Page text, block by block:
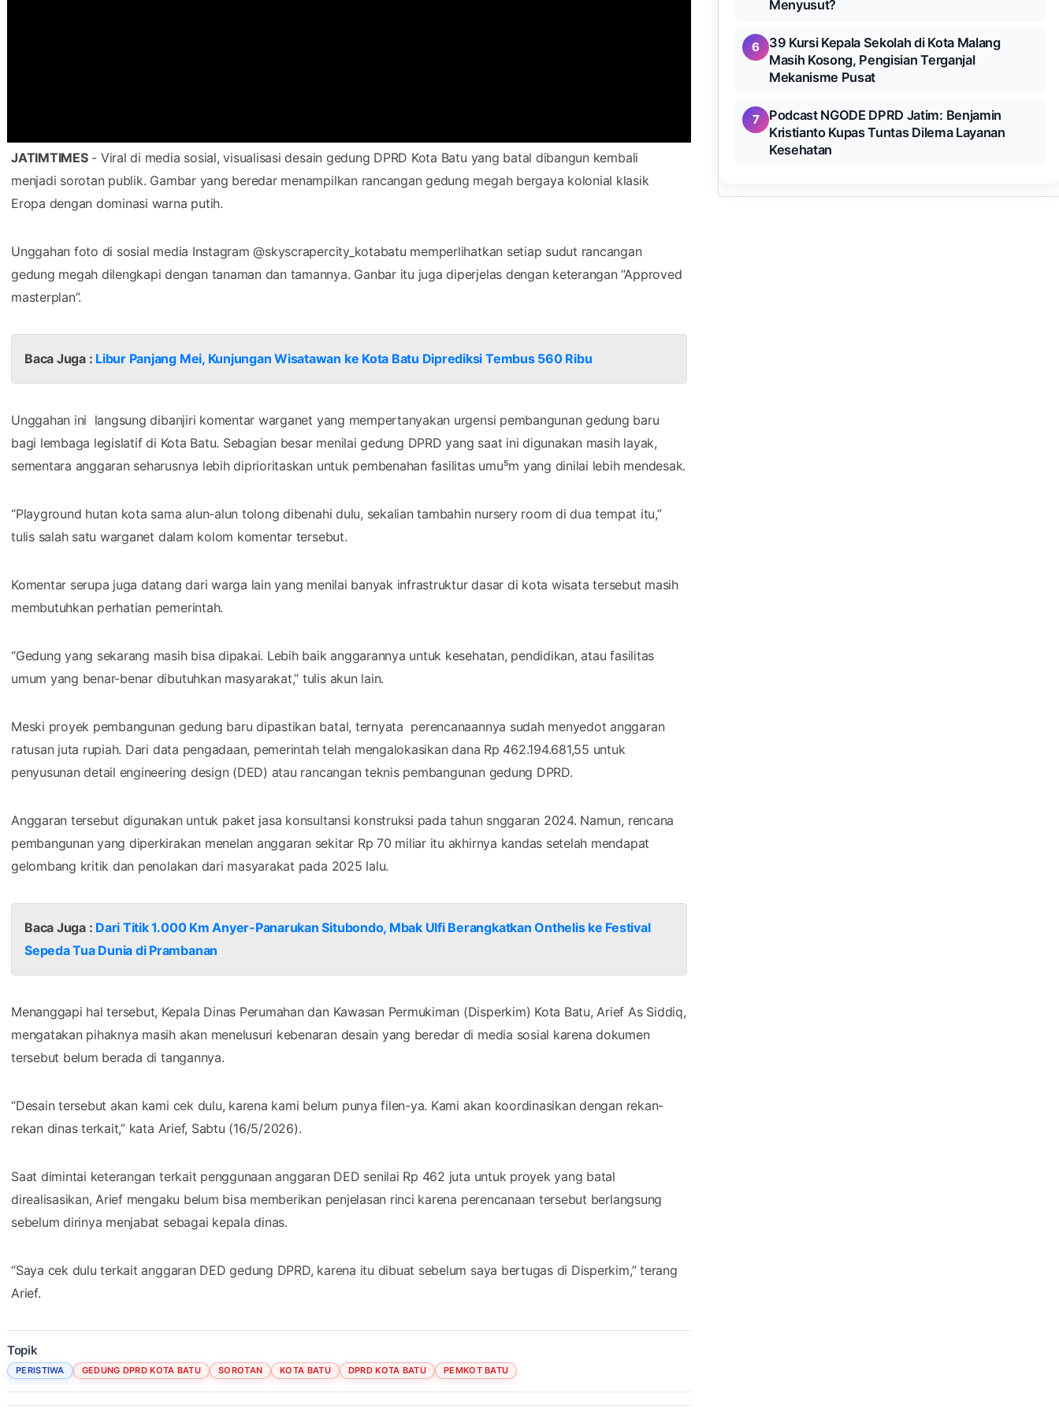
JATIMTIMES- Viral di media sosial, visualisasi desain gedung DPRD Kota Batu yang batal dibangun kembali
menjadi sorotan publik. Gambar yang beredar menampilkan rancangan gedung megah bergaya kolonial klasik
Eropa dengan dominasi warna putih.
Unggahan foto di sosial media Instagram @skyscrapercity_kotabatu memperlihatkan setiap sudut rancangan
gedung megah dilengkapi dengan tanaman dan tamannya. Ganbar itu juga diperjelas dengan keterangan “Approved
masterplan”.
Baca Juga : Libur Panjang Mei, Kunjungan Wisatawan ke Kota Batu Diprediksi Tembus 560 Ribu
Unggahan ini langsung dibanjiri komentar warganet yang mempertanyakan urgensi pembangunan gedung baru
bagi lembaga legislatif di Kota Batu. Sebagian besar menilai gedung DPRD yang saat ini digunakan masih layak,
sementara anggaran seharusnya lebih diprioritaskan untuk pembenahan fasilitas umu⁵m yang dinilai lebih mendesak.
“Playground hutan kota sama alun-alun tolong dibenahi dulu, sekalian tambahin nursery room di dua tempat itu,”
tulis salah satu warganet dalam kolom komentar tersebut.
Komentar serupa juga datang dari warga lain yang menilai banyak infrastruktur dasar di kota wisata tersebut masih
membutuhkan perhatian pemerintah.
“Gedung yang sekarang masih bisa dipakai. Lebih baik anggarannya untuk kesehatan, pendidikan, atau fasilitas
umum yang benar-benar dibutuhkan masyarakat,” tulis akun lain.
Meski proyek pembangunan gedung baru dipastikan batal, ternyata perencanaannya sudah menyedot anggaran
ratusan juta rupiah. Dari data pengadaan, pemerintah telah mengalokasikan dana Rp 462.194.681,55 untuk
penyusunan detail engineering design (DED) atau rancangan teknis pembangunan gedung DPRD.
Anggaran tersebut digunakan untuk paket jasa konsultansi konstruksi pada tahun snggaran 2024. Namun, rencana
pembangunan yang diperkirakan menelan anggaran sekitar Rp 70 miliar itu akhirnya kandas setelah mendapat
gelombang kritik dan penolakan dari masyarakat pada 2025 lalu.
Baca Juga : Dari Titik 1.000 Km Anyer-Panarukan Situbondo, Mbak Ulfi Berangkatkan Onthelis ke Festival
Sepeda Tua Dunia di Prambanan
Menanggapi hal tersebut, Kepala Dinas Perumahan dan Kawasan Permukiman (Disperkim) Kota Batu, Arief As Siddiq,
mengatakan pihaknya masih akan menelusuri kebenaran desain yang beredar di media sosial karena dokumen
tersebut belum berada di tangannya.
“Desain tersebut akan kami cek dulu, karena kami belum punya filen-ya. Kami akan koordinasikan dengan rekan-
rekan dinas terkait,” kata Arief, Sabtu (16/5/2026).
Saat dimintai keterangan terkait penggunaan anggaran DED senilai Rp 462 juta untuk proyek yang batal
direalisasikan, Arief mengaku belum bisa memberikan penjelasan rinci karena perencanaan tersebut berlangsung
sebelum dirinya menjabat sebagai kepala dinas.
“Saya cek dulu terkait anggaran DED gedung DPRD, karena itu dibuat sebelum saya bertugas di Disperkim,” terang
Arief.
Topik
PERISTIWA GEDUNG DPRD KOTA BATU SOROTAN KOTA BATU DPRD KOTA BATU PEMKOT BATU
Menyusut?
6
39 Kursi Kepala Sekolah di Kota Malang
Masih Kosong, Pengisian Terganjal
Mekanisme Pusat
7
Podcast NGODE DPRD Jatim: Benjamin
Kristianto Kupas Tuntas Dilema Layanan
Kesehatan